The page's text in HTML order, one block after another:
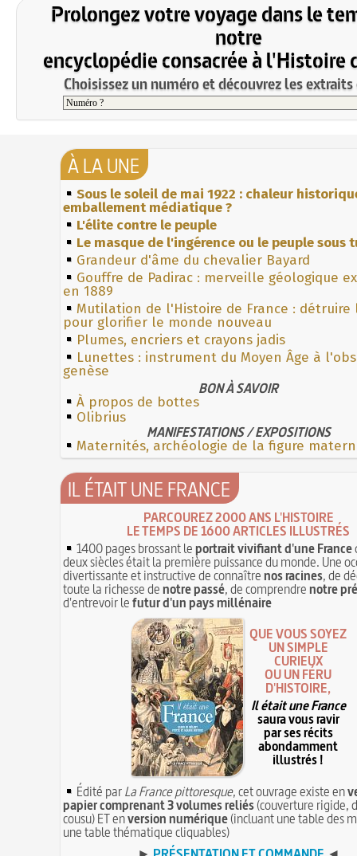
Prolongez votre voyage dans le
notre
encyclopédie consacrée à l'Histoire
Choisissez un numéro et découvrez les
À LA UNE
Sous le soleil de mai 1922 : chaleur
emballement médiatique ?
L'élite contre le peuple
Le masque de l'ingérence ou le peuple sous
Grandeur d'âme du chevalier Bayard
Gouffre de Padirac : merveille géologique
en 1889
Mutilation de l'Histoire de France : détruire
pour glorifier le monde nouveau
Plumes, encriers et crayons jadis
Lunettes : instrument du Moyen Âge à
genèse
BON À SAVOIR
À propos de bottes
Olibrius
MANIFESTATIONS / EXPOSITIONS
Maternités, archéologie de la figure
IL ÉTAIT UNE FRANCE
PARCOUREZ 2000 ANS L'HISTOIRE
LE TEMPS DE 1600 ARTICLES ILLUSTRÉS
1400 pages brossant leportrait vivifiant d'une France
deux siècles était la première puissance du monde. Une
divertissante et instructive de connaîtrenos racines, de
toute la richesse denotre passé, de comprendrenotre
d'entrevoir lefutur d'un pays millénaire
QUE VOUS SOYEZ
UN SIMPLE
CURIEUX
OU UN FÉRU
D'HISTOIRE,
Il était une France
saura vous ravir
par ses récits
abondamment
illustrés !
Édité parLa France pittoresque, cet ouvrage existe en
papier comprenant 3 volumes reliés(couverture rigide,
cousu) ET enversion numérique(incluant une table des
une table thématique cliquables)